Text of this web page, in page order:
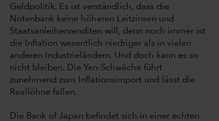
Geldpolitik. Es ist verständlich, dass die
Notenbank keine höheren Leitzinsen und
Staatsanleihenrenditen will, denn noch immer ist
die Inflation wesentlich niedriger als in vielen
anderen Industrieländern. Und doch kann es so
nicht bleiben. Die Yen-Schwäche führt
zunehmend zum Inflationsimport und lässt die
Reallöhne fallen.
Die Bank of Japan befindet sich in einer echten